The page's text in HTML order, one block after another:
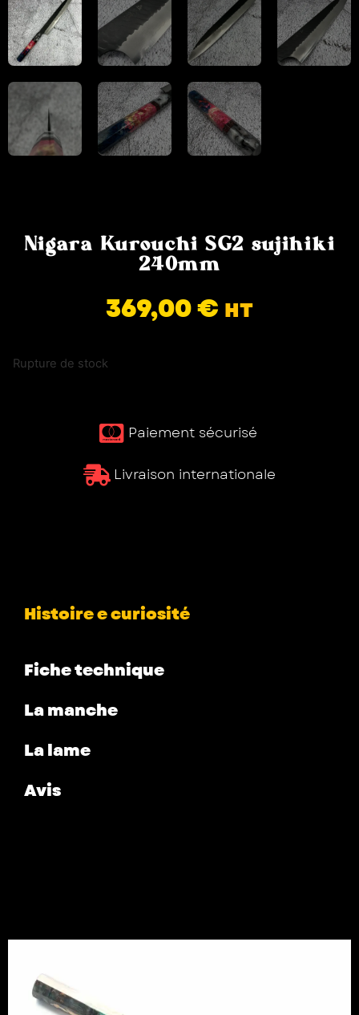
Nigara Kurouchi SG2 sujihiki
240mm
369,00€ HT
Rupture de stock
Paiement sécurisé ​
Livraison internationale
Histoire e curiosité
Fiche technique
La manche
La lame
Avis